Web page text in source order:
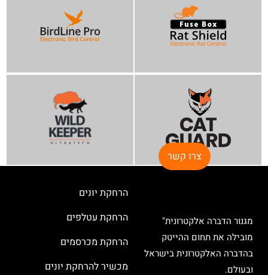
צרו קשר
מגנור הדברה אלקטרונית"
מובילה את תחום ההייטק
בהדברה האלקטרונית בישראל
ובעולם.
הרחקת יונים
הרחקת עטלפים
הרחקת מכרסמים
מכשיר להרחקת יונים